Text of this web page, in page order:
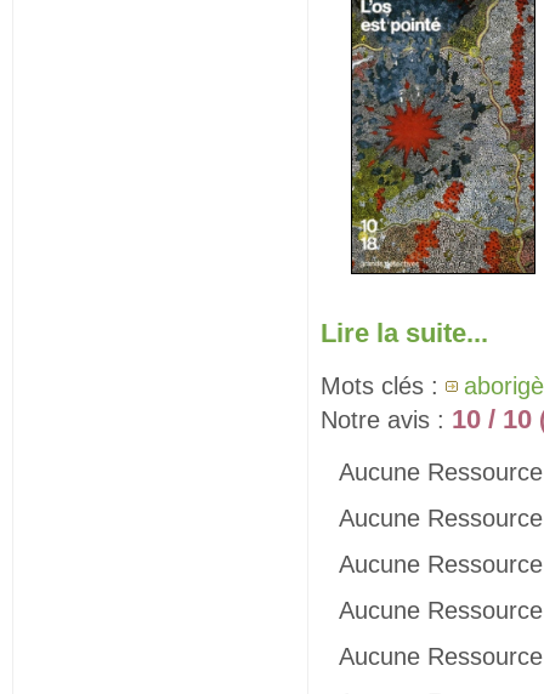
Lire la suite...
Mots clés :
Notre avis : 10 / 10
Aucune
Aucune
Aucune
Aucune
Aucune